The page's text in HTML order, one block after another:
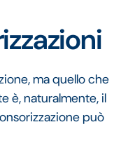
ma quello che
è, naturalmente, il
può